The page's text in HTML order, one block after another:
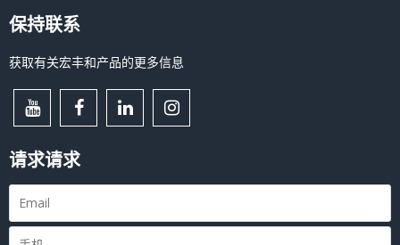
保持联系
获取有关宏丰和产品的更多信息
请求请求